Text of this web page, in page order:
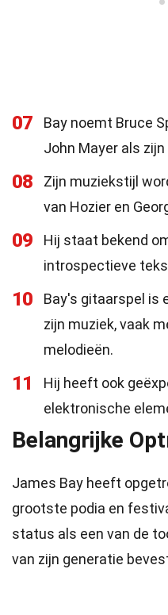
07
Bay noemt Bruce
John Mayer als
08
Zijn muziekstijl
van Hozier en
09
Hij staat bekend
introspectieve
10
Bay's gitaarspel is
zijn muziek, vaak
melodieën.
11
Hij heeft ook
elektronische
Belangrijke
James Bay heeft
grootste podia en
status als een van de
van zijn generatie